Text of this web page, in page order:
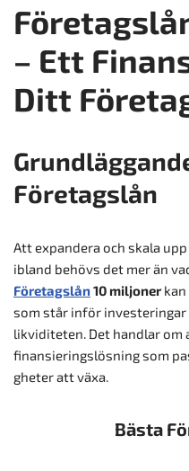
– Ett
Ditt
Företagslån
Att expandera och skala
ibland behövs det mer än
Företagslån10 miljonerkan
som står inför
likviditeten. Det handlar
finansieringslösning som
gheter att växa.
Bästa